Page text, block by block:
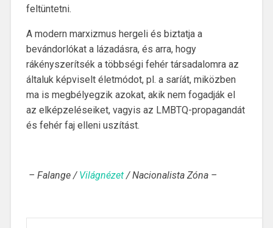
feltüntetni.
A modern marxizmus hergeli és biztatja a
bevándorlókat a lázadásra, és arra, hogy
rákényszerítsék a többségi fehér társadalomra az
általuk képviselt életmódot, pl. a saríát, miközben
ma is megbélyegzik azokat, akik nem fogadják el
az elképzeléseiket, vagyis az LMBTQ-propagandát
és fehér faj elleni uszítást.
– Falange / Világnézet/ Nacionalista Zóna –